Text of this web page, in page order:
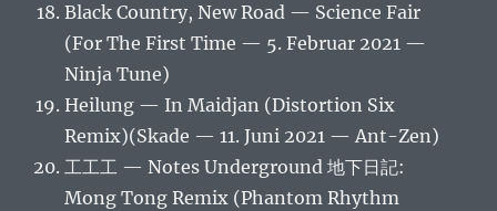
Black Country, New Road — Science Fair
(For The First Time — 5. Februar 2021 —
Ninja Tune)
Heilung — In Maidjan (Distortion Six
Remix)(Skade — 11. Juni 2021 — Ant-Zen)
工工工 — Notes Underground 地下日記:
Mong Tong Remix (Phantom Rhythm